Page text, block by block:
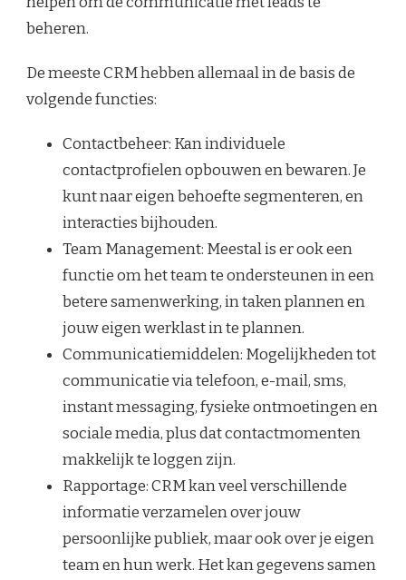
beheren.
De meeste CRM hebben allemaal in de basis de
volgende functies:
Contactbeheer: Kan individuele
contactprofielen opbouwen en bewaren. Je
kunt naar eigen behoefte segmenteren, en
interacties bijhouden.
Team Management: Meestal is er ook een
functie om het team te ondersteunen in een
betere samenwerking, in taken plannen en
jouw eigen werklast in te plannen.
Communicatiemiddelen: Mogelijkheden tot
communicatie via telefoon, e-mail, sms,
instant messaging, fysieke ontmoetingen en
sociale media, plus dat contactmomenten
makkelijk te loggen zijn.
Rapportage: CRM kan veel verschillende
informatie verzamelen over jouw
persoonlijke publiek, maar ook over je eigen
team en hun werk. Het kan gegevens samen